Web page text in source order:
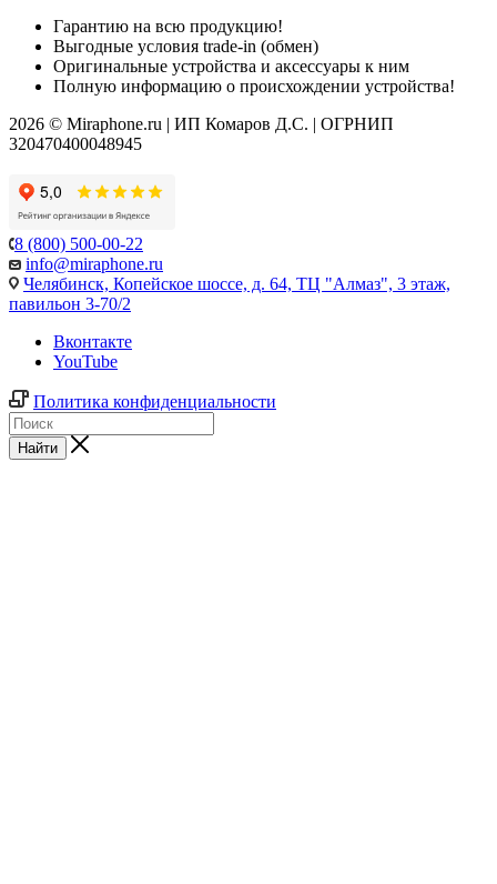
Гарантию на всю продукцию!
Выгодные условия trade-in (обмен)
Оригинальные устройства и аксессуары к ним
Полную информацию о происхождении устройства!
2026 © Miraphone.ru | ИП Комаров Д.С. | ОГРНИП
320470400048945
8 (800) 500-00-22
info@miraphone.ru
Челябинск, Копейское шоссе, д. 64, ТЦ "Алмаз", 3 этаж,
павильон 3-70/2
Вконтакте
YouTube
Политика конфиденциальности
Найти